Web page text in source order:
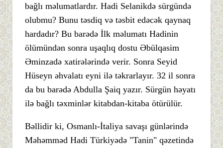
bağlı məlumatlardır. Hadi Selanikdə sürgündə
olubmu? Bunu təsdiq və təsbit edəcək qaynaq
hardadır? Bu barədə İlk məlumatı Hadinin
ölümündən sonra uşaqlıq dostu Əbülqasim
Əminzadə xatirələrində verir. Sonra Seyid
Hüseyn əhvalatı eyni ilə təkrarlayır. 32 il sonra
da bu barədə Abdulla Şaiq yazır. Sürgün həyatı
ilə bağlı təxminlər kitabdan-kitaba ötürülür.
Bəllidir ki, Osmanlı-İtaliya savaşı günlərində
Məhəmməd Hadi Türkiyədə "Tanin" qəzetində